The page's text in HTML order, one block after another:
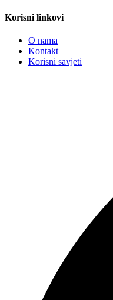
Korisni linkovi
O nama
Kontakt
Korisni savjeti